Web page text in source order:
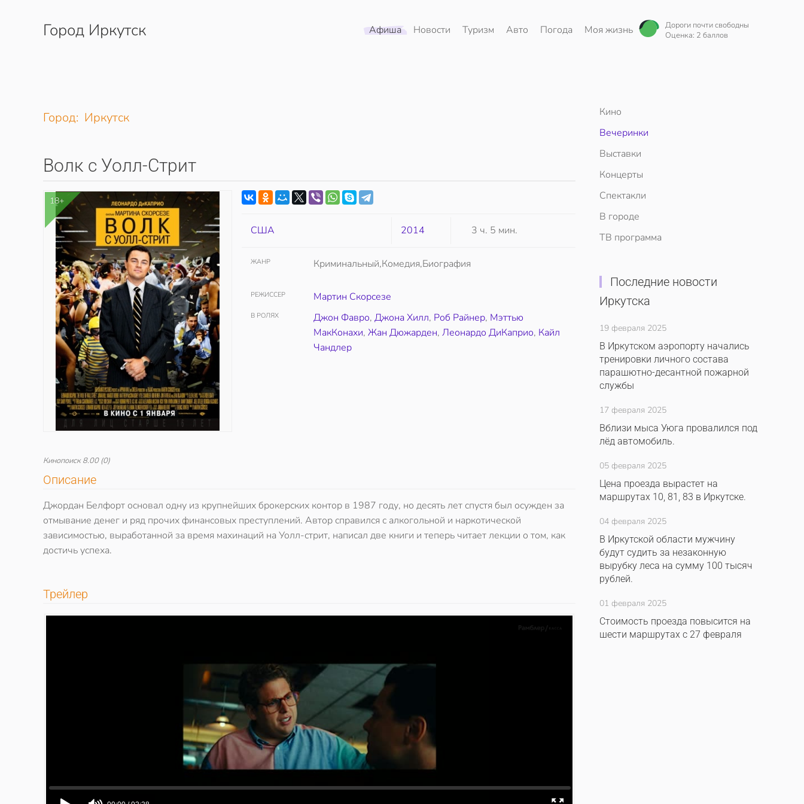
Перейти к содержимому
Город Иркутск Афиша Новости Туризм Авто Погода Моя жизнь
Дороги почти свободны
Оценка: 2 баллов
Город: Иркутск
Волк с Уолл-Стрит
18+
Кинопоиск 8.00(0)
США 2014 3 ч. 5 мин.
ЖАНР Криминальный,Комедия,Биография
РЕЖИССЕР Мартин Скорсезе
В РОЛЯХ Джон Фавро,Джона Хилл, Роб Райнер, Мэттью
МакКонахи,Жан Дюжарден,Леонардо ДиКаприо, Кайл
Чандлер
Описание
Джордан Белфорт основал одну из крупнейших брокерских контор в 1987 году, но десять лет спустя был осужден за
отмывание денег и ряд прочих финансовых преступлений. Автор справился с алкогольной и наркотической
зависимостью, выработанной за время махинаций на Уолл-стрит, написал две книги и теперь читает лекции о том, как
достичь успеха.
Трейлер
Кино
Вечеринки
Выставки
Концерты
Спектакли
В городе
ТВ программа
Последние новости
Иркутска
19 февраля 2025
В Иркутском аэропорту начались
тренировки личного состава
парашютно-десантной пожарной
службы
17 февраля 2025
Вблизи мыса Уюга провалился под
лёд автомобиль.
05 февраля 2025
Цена проезда вырастет на
маршрутах 10, 81, 83 в Иркутске.
04 февраля 2025
В Иркутской области мужчину
будут судить за незаконную
вырубку леса на сумму 100 тысяч
рублей.
01 февраля 2025
Стоимость проезда повысится на
шести маршрутах с 27 февраля